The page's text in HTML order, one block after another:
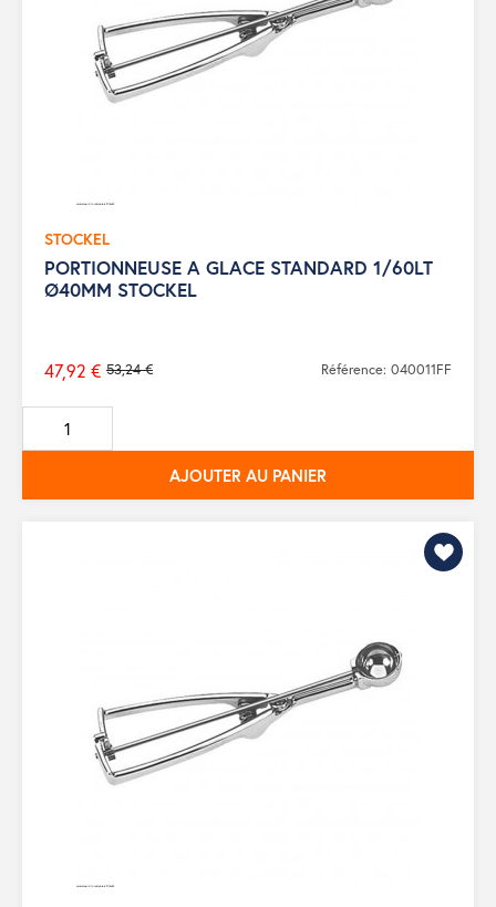
STOCKEL
PORTIONNEUSE A GLACE STANDARD 1/60LT
Ø40MM STOCKEL
Prix
de
base
53,24 €
47,92 € Référence: 040011FF
AJOUTER AU PANIER